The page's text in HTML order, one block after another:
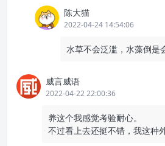
陈大猫
2022-04-24 14:54:06
水草不会泛滥，水藻倒是
威言威语
2022-04-22 22:00:36
养这个我感觉考验耐心。
不过看上去还挺不错，我这种